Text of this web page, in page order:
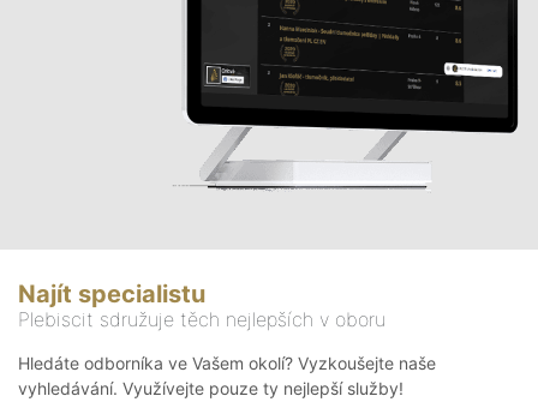
Najít specialistu
Plebiscit sdružuje těch nejlepších v oboru
Hledáte odborníka ve Vašem okolí? Vyzkoušejte naše
vyhledávání. Využívejte pouze ty nejlepší služby!